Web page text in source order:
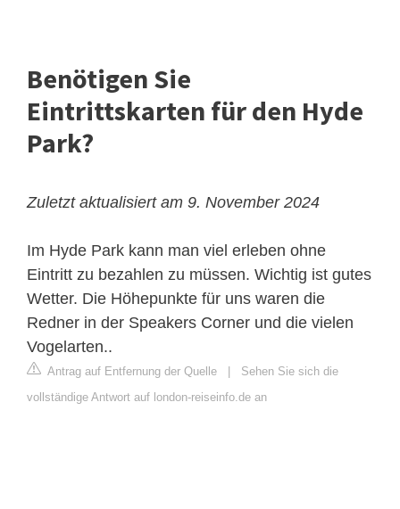
Benötigen Sie
Eintrittskarten für den Hyde
Park?
Zuletzt aktualisiert am 9. November 2024
Im Hyde Park kann man viel erleben ohne
Eintritt zu bezahlen zu müssen. Wichtig ist gutes
Wetter. Die Höhepunkte für uns waren die
Redner in der Speakers Corner und die vielen
Vogelarten..
Antrag auf Entfernung der Quelle
Sehen Sie sich die
vollständige Antwort auf london-reiseinfo.de an